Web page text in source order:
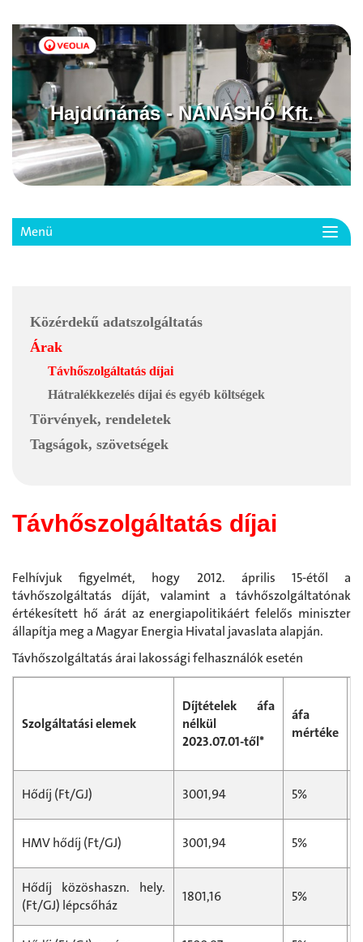
Hajdúnánás - NÁNÁSHŐ Kft.
Menü
Közérdekű adatszolgáltatás
Árak
Távhőszolgáltatás díjai
Hátralékkezelés díjai és egyéb költségek
Törvények, rendeletek
Tagságok, szövetségek
Távhőszolgáltatás díjai
Felhívjuk figyelmét, hogy 2012. április 15-étől a
távhőszolgáltatás díját, valamint a távhőszolgáltatónak
értékesített hő árát az energiapolitikáért felelős miniszter
állapítja meg a Magyar Energia Hivatal javaslata alapján.
Távhőszolgáltatás árai lakossági felhasználók esetén
Szolgáltatási elemek
Díjtételek áfa
nélkül
2023.07.01-től*
áfa
mértéke
Hődíj (Ft/GJ) 3001,94 5%
HMV hődíj (Ft/GJ) 3001,94 5%
Hődíj közöshaszn. hely.
(Ft/GJ) lépcsőház
1801,16 5%